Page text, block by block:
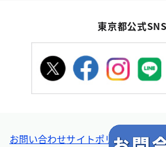
東京都公式SNS
お問い合わせサイトポリシー個人情